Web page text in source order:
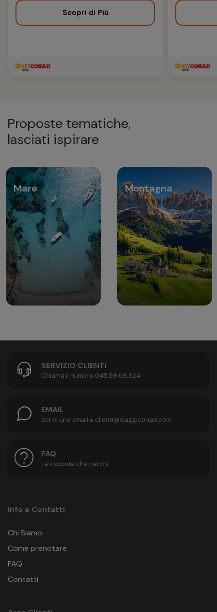
Scopri di Più
Proposte tematiche,
lasciati ispirare
Mare Montagna
SERVIZIO CLIENTI
Chiama il numero 045.89.69.924
EMAIL
Scrivi una email a clienti@viaggiconad.com
FAQ
Le risposte che cerchi
Info e Contatti
Chi Siamo
Come prenotare
FAQ
Contatti